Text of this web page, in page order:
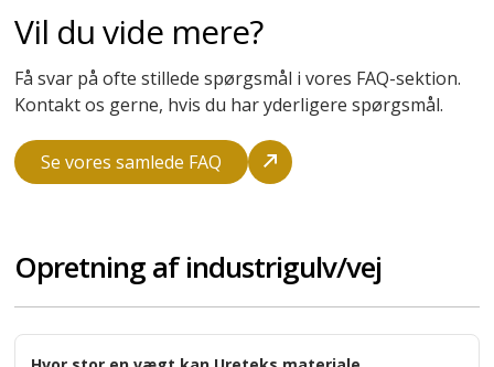
Vil du vide mere?
Se vores samlede FAQ